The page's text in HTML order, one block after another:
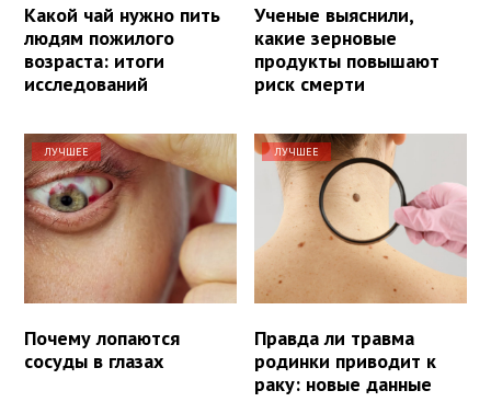
Какой чай нужно пить
людям пожилого
возраста: итоги
исследований
Ученые выяснили,
какие зерновые
продукты повышают
риск смерти
ЛУЧШЕЕ
Почему лопаются
сосуды в глазах
ЛУЧШЕЕ
Правда ли травма
родинки приводит к
раку: новые данные